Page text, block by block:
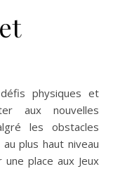
physiques et
aux nouvelles
les obstacles
plus haut niveau
place aux Jeux